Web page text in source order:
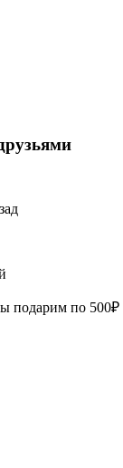
подарим по 500₽